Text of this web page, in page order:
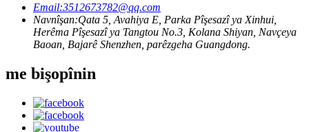
Email:3512673782@qq.com
Navnîşan:Qata 5, Avahiya E, Parka Pîşesazî ya Xinhui,
Herêma Pîşesazî ya Tangtou No.3, Kolana Shiyan, Navçeya
Baoan, Bajarê Shenzhen, parêzgeha Guangdong.
me bişopînin